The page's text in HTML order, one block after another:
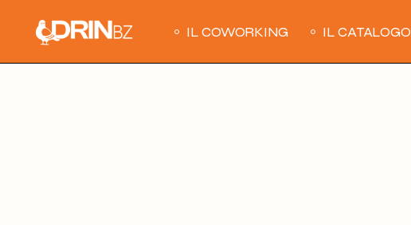
content
IL COWORKING IL CATALOGO